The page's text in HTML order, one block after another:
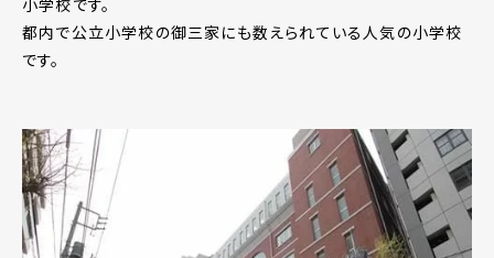
小学校です。
都内で公立小学校の御三家にも数えられている人気の小学校
です。